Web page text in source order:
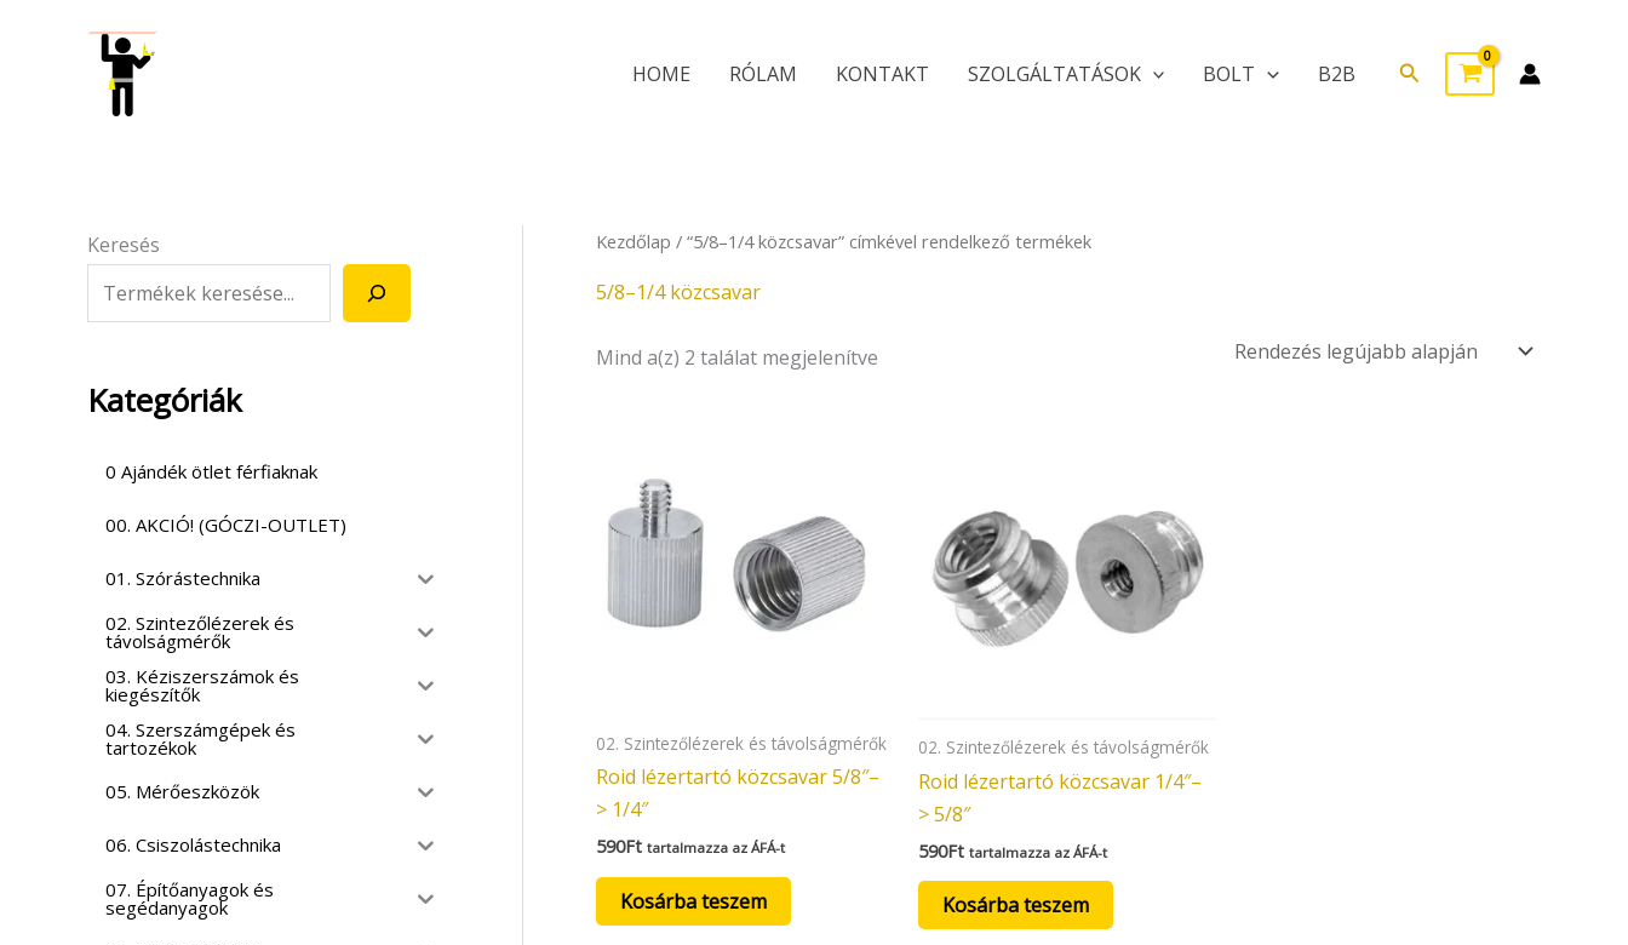
HOME RÓLAM KONTAKT SZOLGÁLTATÁSOK BOLT B2B Search
Keresés
Kategóriák
0 Ajándék ötlet férfiaknak
00. AKCIÓ! (GÓCZI-OUTLET)
01. Szórástechnika
02. Szintezőlézerek és
távolságmérők
03. Kéziszerszámok és
kiegészítők
04. Szerszámgépek és
tartozékok
05. Mérőeszközök
06. Csiszolástechnika
07. Építőanyagok és
segédanyagok
Kezdőlap / “5/8–1/4 közcsavar” címkével rendelkező termékek
5/8–1/4 közcsavar
Mind a(z) 2 találat megjelenítve
02. Szintezőlézerek és távolságmérők
Roid lézertartó közcsavar 5/8″–
> 1/4″
590Ft tartalmazza az ÁFÁ-t
Kosárba teszem
02. Szintezőlézerek és távolságmérők
Roid lézertartó közcsavar 1/4″–
> 5/8″
590Ft tartalmazza az ÁFÁ-t
Kosárba teszem